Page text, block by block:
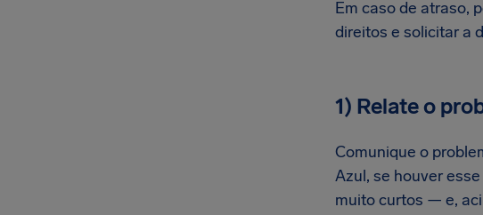
Em caso de atraso,
direitos e solicitar a
1) Relate o
Comunique o
Azul, se houver
muito curtos — e,